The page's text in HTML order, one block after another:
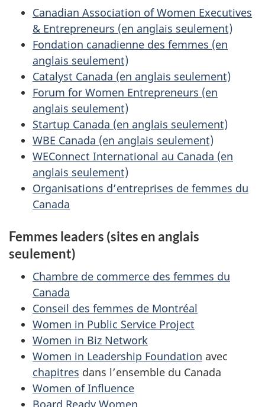
Canadian Association of Women Executives
& Entrepreneurs (en anglais seulement)
Fondation canadienne des femmes (en
anglais seulement)
Catalyst Canada (en anglais seulement)
Forum for Women Entrepreneurs (en
anglais seulement)
Startup Canada (en anglais seulement)
WBE Canada (en anglais seulement)
WEConnect International au Canada (en
anglais seulement)
Organisations d’entreprises de femmes du
Canada
Femmes leaders (sites en anglais
seulement)
Chambre de commerce des femmes du
Canada
Conseil des femmes de Montréal
Women in Public Service Project
Women in Biz Network
Women in Leadership Foundation avec
chapitres dans l’ensemble du Canada
Women of Influence
Board Ready Women